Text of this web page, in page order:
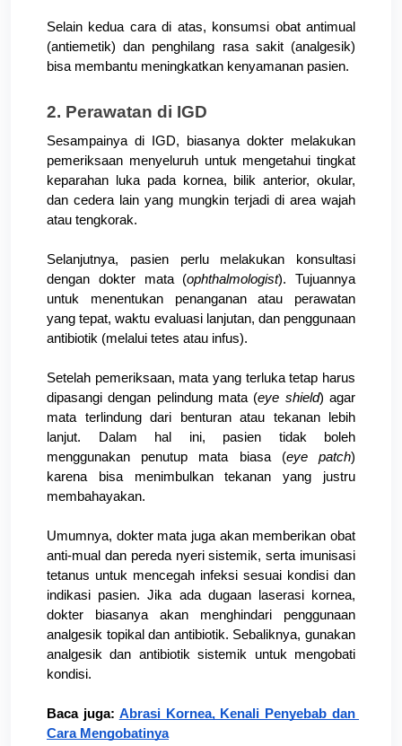
Selain kedua cara di atas, konsumsi obat antimual
(antiemetik) dan penghilang rasa sakit (analgesik)
bisa membantu meningkatkan kenyamanan pasien.
2. Perawatan di IGD
Sesampainya di IGD, biasanya dokter melakukan
pemeriksaan menyeluruh untuk mengetahui tingkat
keparahan luka pada kornea, bilik anterior, okular,
dan cedera lain yang mungkin terjadi di area wajah
atau tengkorak.
Selanjutnya, pasien perlu melakukan konsultasi
dengan dokter mata (ophthalmologist). Tujuannya
untuk menentukan penanganan atau perawatan
yang tepat, waktu evaluasi lanjutan, dan penggunaan
antibiotik (melalui tetes atau infus).
Setelah pemeriksaan, mata yang terluka tetap harus
dipasangi dengan pelindung mata (eye shield) agar
mata terlindung dari benturan atau tekanan lebih
lanjut. Dalam hal ini, pasien tidak boleh
menggunakan penutup mata biasa (eye patch)
karena bisa menimbulkan tekanan yang justru
membahayakan.
Umumnya, dokter mata juga akan memberikan obat
anti-mual dan pereda nyeri sistemik, serta imunisasi
tetanus untuk mencegah infeksi sesuai kondisi dan
indikasi pasien. Jika ada dugaan laserasi kornea,
dokter biasanya akan menghindari penggunaan
analgesik topikal dan antibiotik. Sebaliknya, gunakan
analgesik dan antibiotik sistemik untuk mengobati
kondisi.
Baca juga: Abrasi Kornea, Kenali Penyebab dan
Cara Mengobatinya